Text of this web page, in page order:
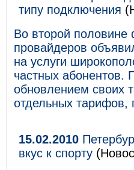
типу подключения
Во второй половине
провайдеров
на услуги
частных абонентов.
обновлением своих
отдельных тарифов,
15.02.2010
вкус к спорту